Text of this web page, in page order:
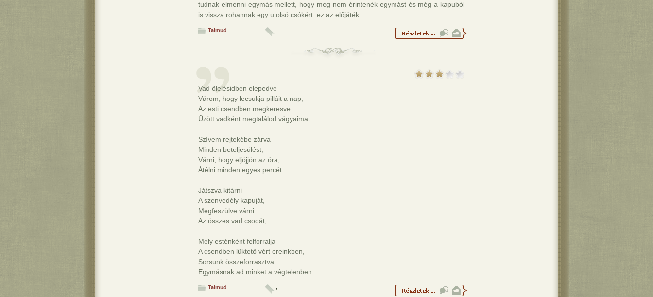
tudnak elmenni egymás mellett, hogy meg nem érintenék egymást és még a kapuból
is vissza rohannak egy utolsó csókért: ez az előjáték.
Talmud
Vad ölelésidben elepedve
Várom, hogy lecsukja pilláit a nap,
Az esti csendben megkeresve
Űzött vadként megtalálod vágyaimat.
Szívem rejtekébe zárva
Minden beteljesülést,
Várni, hogy eljöjjön az óra,
Átélni minden egyes percét.
Játszva kitárni
A szenvedély kapuját,
Megfeszülve várni
Az összes vad csodát,
Mely esténként felforralja
A csendben lüktető vért ereinkben,
Sorsunk összeforrasztva
Egymásnak ad minket a végtelenben.
Talmud ,